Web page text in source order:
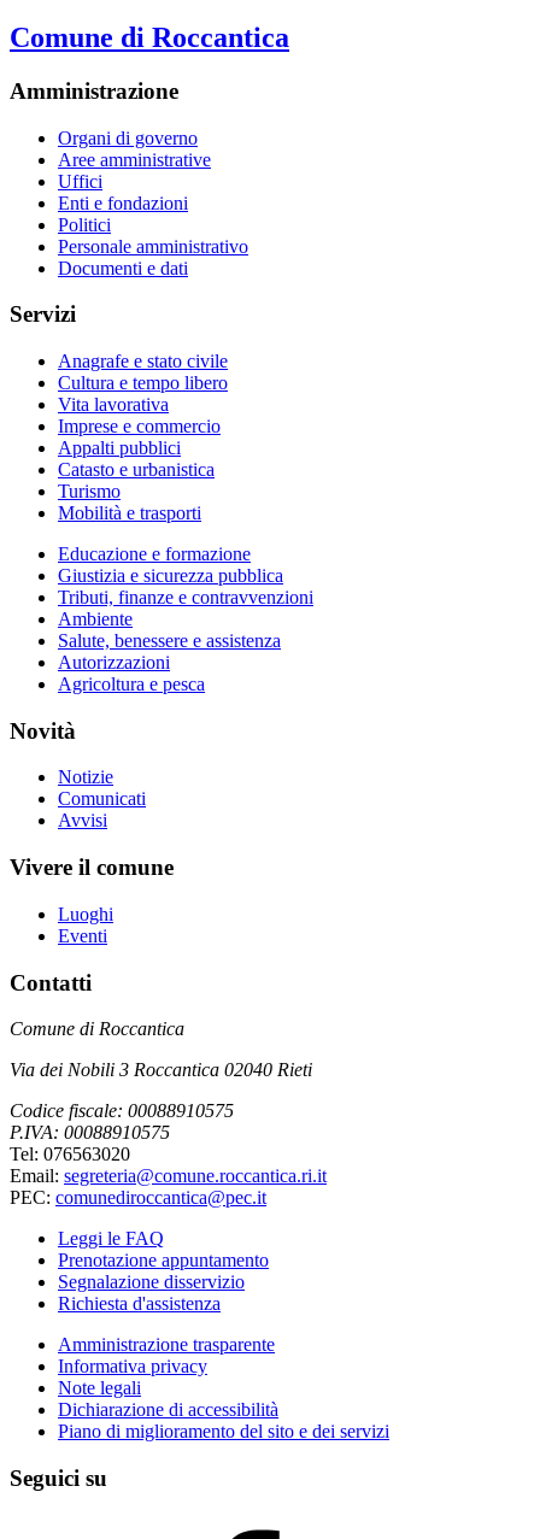
Comune di Roccantica
Amministrazione
Organi di governo
Aree amministrative
Uffici
Enti e fondazioni
Politici
Personale amministrativo
Documenti e dati
Servizi
Anagrafe e stato civile
Cultura e tempo libero
Vita lavorativa
Imprese e commercio
Appalti pubblici
Catasto e urbanistica
Turismo
Mobilità e trasporti
Educazione e formazione
Giustizia e sicurezza pubblica
Tributi, finanze e contravvenzioni
Ambiente
Salute, benessere e assistenza
Autorizzazioni
Agricoltura e pesca
Novità
Notizie
Comunicati
Avvisi
Vivere il comune
Luoghi
Eventi
Contatti
Comune di Roccantica
Via dei Nobili 3 Roccantica 02040 Rieti
Codice fiscale: 00088910575
P.IVA: 00088910575
Tel: 076563020
Email: segreteria@comune.roccantica.ri.it
PEC: comunediroccantica@pec.it
Leggi le FAQ
Prenotazione appuntamento
Segnalazione disservizio
Richiesta d'assistenza
Amministrazione trasparente
Informativa privacy
Note legali
Dichiarazione di accessibilità
Piano di miglioramento del sito e dei servizi
Seguici su